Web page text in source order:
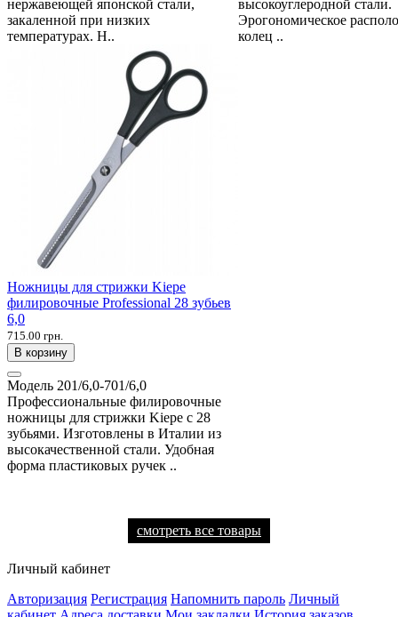
нержавеющей японской стали,
закаленной при низких
температурах. Н..
высокоуглеродной стали.
Эрогономическое
колец ..
Ножницы для стрижки Kiepe
филировочные Professional 28 зубьев
6,0
715.00 грн.
В корзину
Модель 201/6,0-701/6,0
Профессиональные филировочные
ножницы для стрижки Kiepe с 28
зубьями. Изготовлены в Италии из
высокачественной стали. Удобная
форма пластиковых ручек ..
смотреть все товары
Личный кабинет
Авторизация Регистрация Напомнить пароль Личный